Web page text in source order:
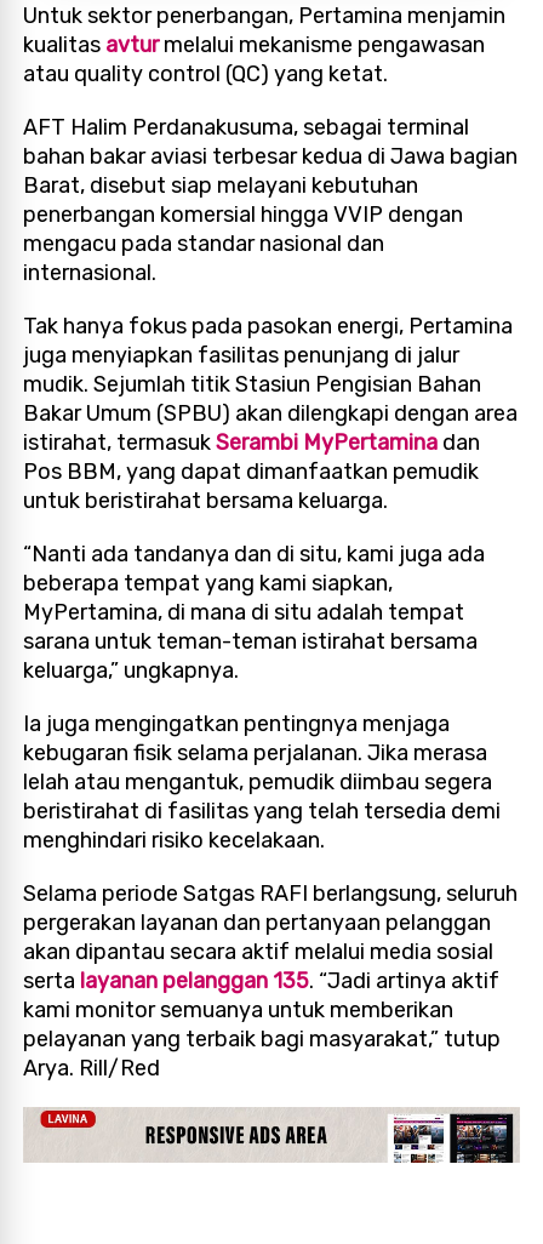
Untuk sektor penerbangan, Pertamina menjamin
kualitas avturmelalui mekanisme pengawasan
atau quality control (QC) yang ketat.
AFT Halim Perdanakusuma, sebagai terminal
bahan bakar aviasi terbesar kedua di Jawa bagian
Barat, disebut siap melayani kebutuhan
penerbangan komersial hingga VVIP dengan
mengacu pada standar nasional dan
internasional.
Tak hanya fokus pada pasokan energi, Pertamina
juga menyiapkan fasilitas penunjang di jalur
mudik. Sejumlah titik Stasiun Pengisian Bahan
Bakar Umum (SPBU) akan dilengkapi dengan area
istirahat, termasukSerambi MyPertamina dan
Pos BBM, yang dapat dimanfaatkan pemudik
untuk beristirahat bersama keluarga.
“Nanti ada tandanya dan di situ, kami juga ada
beberapa tempat yang kami siapkan,
MyPertamina, di mana di situ adalah tempat
sarana untuk teman-teman istirahat bersama
keluarga,” ungkapnya.
Ia juga mengingatkan pentingnya menjaga
kebugaran fisik selama perjalanan. Jika merasa
lelah atau mengantuk, pemudik diimbau segera
beristirahat di fasilitas yang telah tersedia demi
menghindari risiko kecelakaan.
Selama periode Satgas RAFI berlangsung, seluruh
pergerakan layanan dan pertanyaan pelanggan
akan dipantau secara aktif melalui media sosial
serta layanan pelanggan 135. “Jadi artinya aktif
kami monitor semuanya untuk memberikan
pelayanan yang terbaik bagi masyarakat,” tutup
Arya. Rill/Red